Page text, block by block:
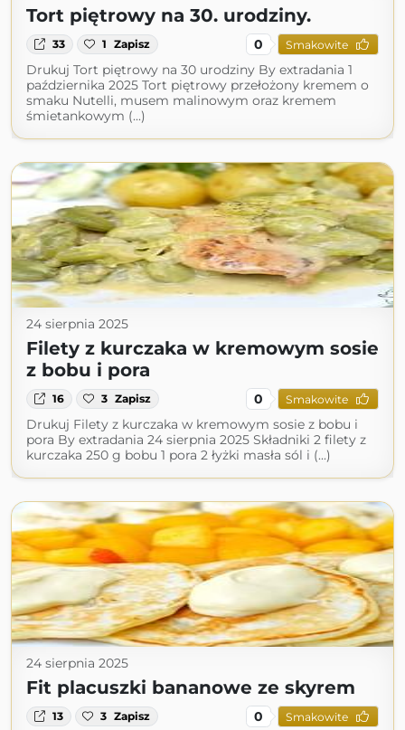
Tort piętrowy na 30. urodziny.
33 1 Zapisz 0 Smakowite
Drukuj Tort piętrowy na 30 urodziny By extradania 1
października 2025 Tort piętrowy przełożony kremem o
smaku Nutelli, musem malinowym oraz kremem
śmietankowym (...)
24 sierpnia 2025
Filety z kurczaka w kremowym sosie
z bobu i pora
16 3 Zapisz 0 Smakowite
Drukuj Filety z kurczaka w kremowym sosie z bobu i
pora By extradania 24 sierpnia 2025 Składniki 2 filety z
kurczaka 250 g bobu 1 pora 2 łyżki masła sól i (...)
24 sierpnia 2025
Fit placuszki bananowe ze skyrem
13 3 Zapisz 0 Smakowite